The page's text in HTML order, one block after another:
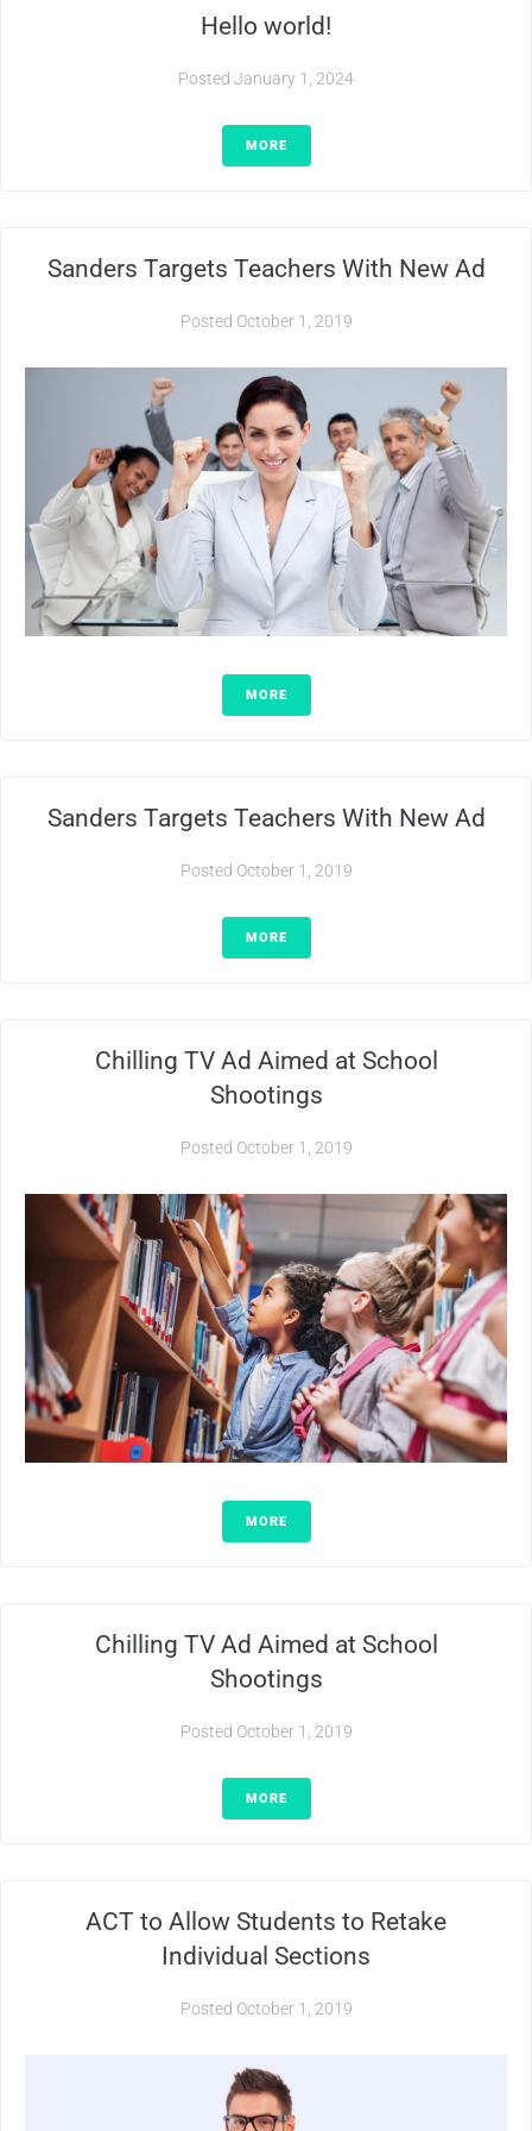
Hello world!
Posted January 1, 2024
MORE
Sanders Targets Teachers With New Ad
Posted October 1, 2019
MORE
Sanders Targets Teachers With New Ad
Posted October 1, 2019
MORE
Chilling TV Ad Aimed at School
Shootings
Posted October 1, 2019
MORE
Chilling TV Ad Aimed at School
Shootings
Posted October 1, 2019
MORE
ACT to Allow Students to Retake
Individual Sections
Posted October 1, 2019